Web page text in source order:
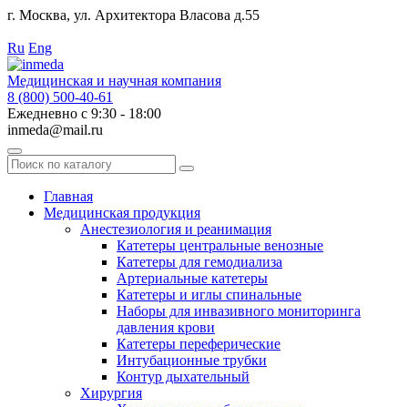
г. Москва, ул. Архитектора Власова д.55
Ru Eng
Медицинская и научная компания
8 (800) 500-40-61
Ежедневно с 9:30 - 18:00
inmeda@mail.ru
Поиск
по
каталогуГлавная
Медицинская продукция
Анестезиология и реанимация
Катетеры центральные венозные
Катетеры для гемодиализа
Артериальные катетеры
Катетеры и иглы спинальные
Наборы для инвазивного мониторинга
давления крови
Катетеры переферические
Интубационные трубки
Контур дыхательный
Хирургия